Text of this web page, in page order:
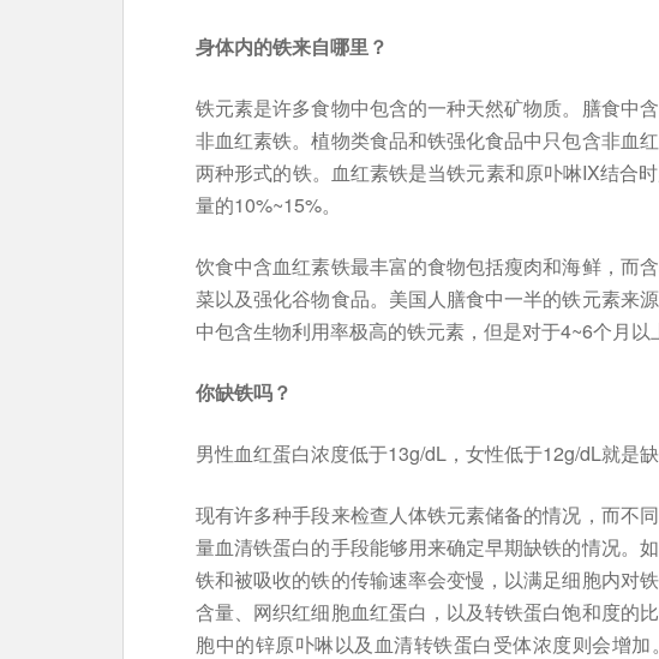
身体内的铁来自哪里？
铁元素是许多食物中包含的一种天然矿物质。膳食中
非血红素铁。植物类食品和铁强化食品中只包含非血
两种形式的铁。血红素铁是当铁元素和原卟啉IX结合
量的10%~15%。
饮食中含血红素铁最丰富的食物包括瘦肉和海鲜，而
菜以及强化谷物食品。美国人膳食中一半的铁元素来
中包含生物利用率极高的铁元素，但是对于4~6个月以
你缺铁吗？
男性血红蛋白浓度低于13g/dL，女性低于12g/dL就是缺
现有许多种手段来检查人体铁元素储备的情况，而不
量血清铁蛋白的手段能够用来确定早期缺铁的情况。
铁和被吸收的铁的传输速率会变慢，以满足细胞内对
含量、网织红细胞血红蛋白，以及转铁蛋白饱和度的
胞中的锌原卟啉以及血清转铁蛋白受体浓度则会增